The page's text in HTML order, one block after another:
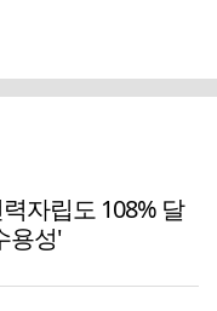
자립도 108% 달
용성'